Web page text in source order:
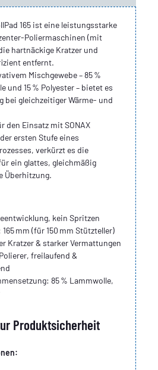
165 ist eine leistungsstarke
(mit
hartnäckige Kratzer und
entfernt.
Mischgewebe – 85 %
und 15 % Polyester – bietet es
bei gleichzeitiger Wärme- und
den Einsatz mit SONAX
ersten Stufe eines
verkürzt es die
ein glattes, gleichmäßig
Überhitzung.
kein Spritzen
mm (für 150 mm Stützteller)
Kratzer & starker Vermattungen
freilaufend &
85 % Lammwolle,
Produktsicherheit